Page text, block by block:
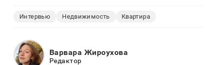
Интервью Недвижимость Квартира
Варвара Жироухова
Редактор